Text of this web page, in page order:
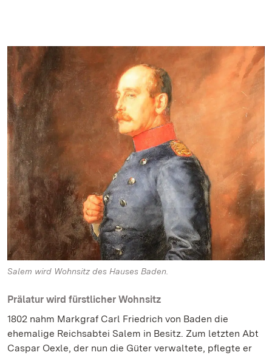
Salem wird Wohnsitz des Hauses Baden.
Prälatur wird fürstlicher Wohnsitz
1802 nahm Markgraf Carl Friedrich von Baden die
ehemalige Reichsabtei Salem in Besitz. Zum letzten Abt
Caspar Oexle, der nun die Güter verwaltete, pflegte er